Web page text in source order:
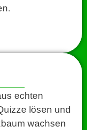
echten
lösen und
wachsen